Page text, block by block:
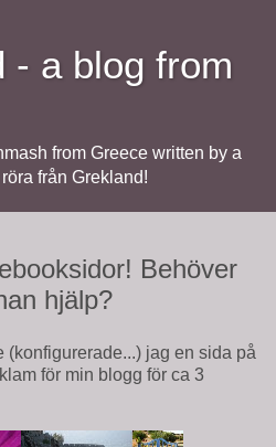
- a blog from
from Greece written by a
från Grekland!
Behöver
hjälp?
(konfigurerade...) jag en sida på
för min blogg för ca 3